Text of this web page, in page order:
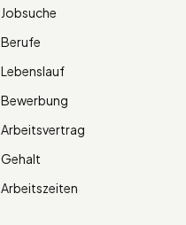
Jobsuche
Berufe
Lebenslauf
Bewerbung
Arbeitsvertrag
Gehalt
Arbeitszeiten